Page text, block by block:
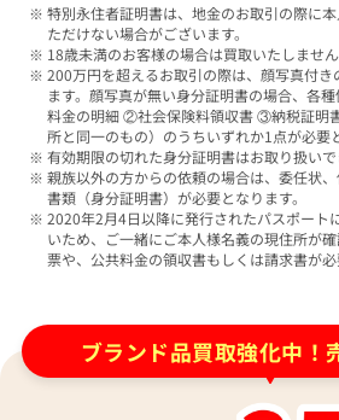
特別永住者証明書は、地金のお取引の際に
ただけない場合がございます。
18歳未満のお客様の場合は買取いたしません
200万円を超えるお取引の際は、顔写真付き
ます。顔写真が無い身分証明書の場合、各
料金の明細 ②社会保険料領収書 ③納税証明
所と同一のもの）のうちいずれか1点が必要
有効期限の切れた身分証明書はお取り扱いで
親族以外の方からの依頼の場合は、委任状
書類（身分証明書）が必要となります。
2020年2月4日以降に発行されたパスポート
いため、ご一緒にご本人様名義の現住所が
票や、公共料金の領収書もしくは請求書が必
ブランド品買取強化中！